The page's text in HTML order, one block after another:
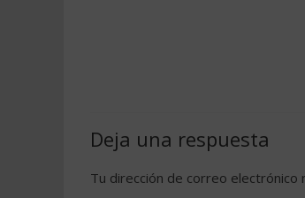
Deja una respuesta
Tu dirección de correo electrónico